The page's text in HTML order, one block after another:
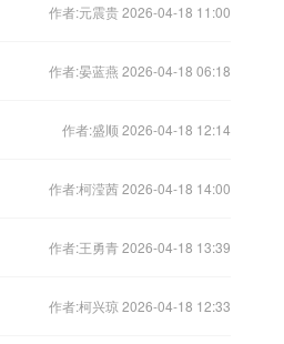
作者:元震贵 2026-04-18 11:00
作者:晏蓝燕 2026-04-18 06:18
作者:盛顺 2026-04-18 12:14
作者:柯滢茜 2026-04-18 14:00
作者:王勇青 2026-04-18 13:39
作者:柯兴琼 2026-04-18 12:33